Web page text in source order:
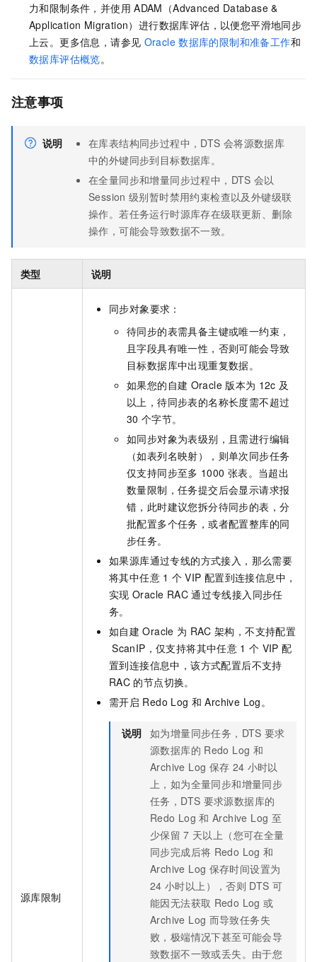
力和限制条件，并使用 ADAM（Advanced Database &
Application Migration）进行数据库评估，以便您平滑地同步
上云。更多信息，请参见 Oracle 数据库的限制和准备工作和
数据库评估概览。
注意事项
说明 在库表结构同步过程中，DTS 会将源数据库
中的外键同步到目标数据库。
在全量同步和增量同步过程中，DTS 会以
Session 级别暂时禁用约束检查以及外键级联
操作。若任务运行时源库存在级联更新、删除
操作，可能会导致数据不一致。
类型 说明
源库限制
同步对象要求：
待同步的表需具备主键或唯一约束，
且字段具有唯一性，否则可能会导致
目标数据库中出现重复数据。
如果您的自建 Oracle 版本为 12c 及
以上，待同步表的名称长度需不超过
30 个字节。
如同步对象为表级别，且需进行编辑
（如表列名映射），则单次同步任务
仅支持同步至多 1000 张表。当超出
数量限制，任务提交后会显示请求报
错，此时建议您拆分待同步的表，分
批配置多个任务，或者配置整库的同
步任务。
如果源库通过专线的方式接入，那么需要
将其中任意 1 个 VIP 配置到连接信息中，
实现 Oracle RAC 通过专线接入同步任
务。
如自建 Oracle 为 RAC 架构，不支持配置
ScanIP，仅支持将其中任意 1 个 VIP 配
置到连接信息中，该方式配置后不支持
RAC 的节点切换。
需开启 Redo Log 和 Archive Log。
说明 如为增量同步任务，DTS 要求
源数据库的 Redo Log 和
Archive Log 保存 24 小时以
上，如为全量同步和增量同步
任务，DTS 要求源数据库的
Redo Log 和 Archive Log 至
少保留 7 天以上（您可在全量
同步完成后将 Redo Log 和
Archive Log 保存时间设置为
24 小时以上），否则 DTS 可
能因无法获取 Redo Log 或
Archive Log 而导致任务失
败，极端情况下甚至可能会导
致数据不一致或丢失。由于您